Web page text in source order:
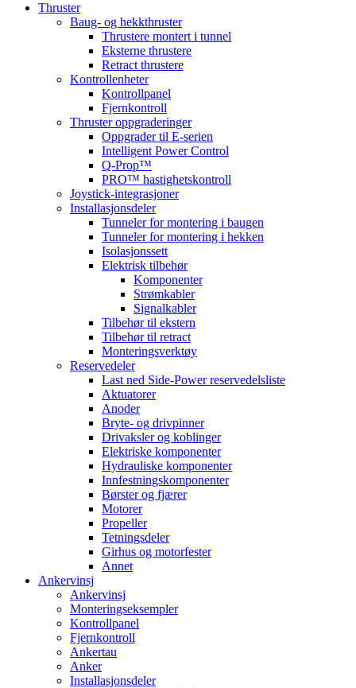
Thruster
Baug- og hekkthruster
Thrustere montert i tunnel
Eksterne thrustere
Retract thrustere
Kontrollenheter
Kontrollpanel
Fjernkontroll
Thruster oppgraderinger
Oppgrader til E-serien
Intelligent Power Control
Q-Prop™
PRO™ hastighetskontroll
Joystick-integrasjoner
Installasjonsdeler
Tunneler for montering i baugen
Tunneler for montering i hekken
Isolasjonssett
Elektrisk tilbehør
Komponenter
Strømkabler
Signalkabler
Tilbehør til ekstern
Tilbehør til retract
Monteringsverktøy
Reservedeler
Last ned Side-Power reservedelsliste
Aktuatorer
Anoder
Bryte- og drivpinner
Drivaksler og koblinger
Elektriske komponenter
Hydrauliske komponenter
Innfestningskomponenter
Børster og fjærer
Motorer
Propeller
Tetningsdeler
Girhus og motorfester
Annet
Ankervinsj
Ankervinsj
Monteringseksempler
Kontrollpanel
Fjernkontroll
Ankertau
Anker
Installasjonsdeler